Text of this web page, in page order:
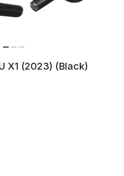
X1 (2023) (Black)